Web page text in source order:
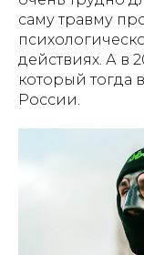
саму травму
действиях. А в
который тогда
России.